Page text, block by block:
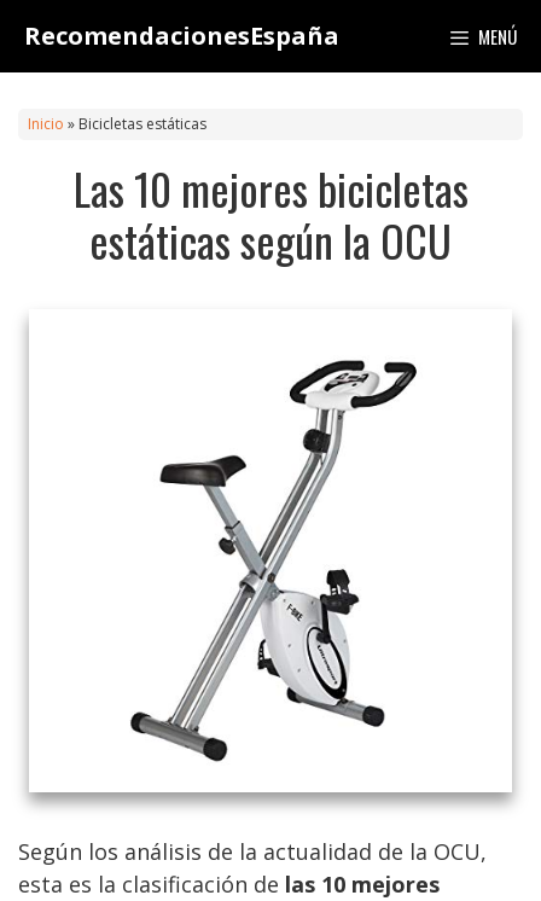
contenido
RecomendacionesEspaña MENÚ
Inicio » Bicicletas estáticas
Las 10 mejores bicicletas
estáticas según la OCU
Según los análisis de la actualidad de la OCU,
esta es la clasificación de las 10 mejores